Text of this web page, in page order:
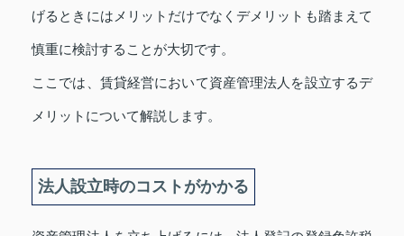
げるときにはメリットだけでなくデメリットも踏まえて
慎重に検討することが大切です。
ここでは、賃貸経営において資産管理法人を設立するデ
メリットについて解説します。
法人設立時のコストがかかる